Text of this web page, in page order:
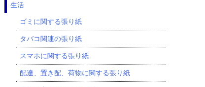
生活
ゴミに関する張り紙
タバコ関連の張り紙
スマホに関する張り紙
配達、置き配、荷物に関する張り紙